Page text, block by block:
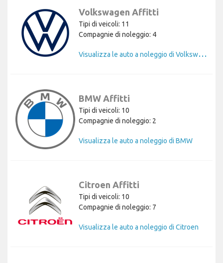
Volkswagen Affitti
Tipi di veicoli: 11
Compagnie di noleggio: 4
V
isualizza le auto a noleggio di Volkswagen
BMW Affitti
Tipi di veicoli: 10
Compagnie di noleggio: 2
Visualizza le auto a noleggio di BMW
Citroen Affitti
Tipi di veicoli: 10
Compagnie di noleggio: 7
Visualizza le auto a noleggio di Citroen